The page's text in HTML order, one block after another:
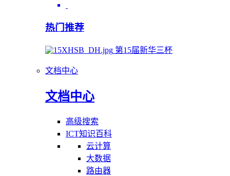
热门推荐
第15届新华三杯
文档中心
文档中心
高级搜索
ICT知识百科
云计算
大数据
路由器